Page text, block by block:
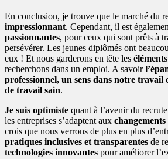
En conclusion, je trouve que le marché du
impressionnant. Cependant, il est
passionnantes, pour ceux qui sont prêts à
persévérer. Les jeunes diplômés ont
eux ! Et nous garderons en tête les
recherchons dans un emploi. A savoir
professionnel, un sens dans notre travail
de travail sain.
Je suis optimiste quant à l’avenir du
les entreprises s’adaptent aux changements
crois que nous verrons de plus en plus
pratiques inclusives et transparentes de
technologies innovantes pour améliorer